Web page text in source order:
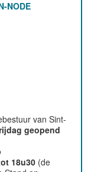
NODE
van Sint-
geopend
18u30 (de